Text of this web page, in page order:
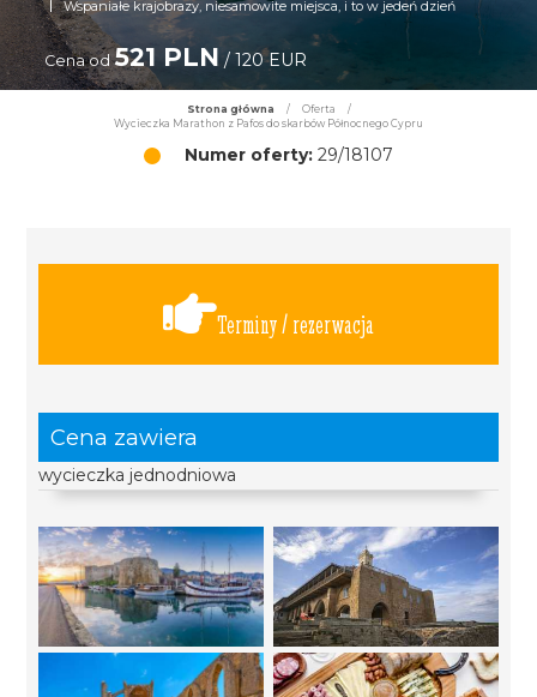
Wspaniałe krajobrazy, niesamowite miejsca, i to w jedeń dzień
Cena od 521 PLN/ 120 EUR
Strona główna / Oferta
/
Wycieczka Marathon z Pafos do skarbów Północnego Cypru
Numer oferty: 29/18107
Terminy / rezerwacja
Cena zawiera
wycieczka jednodniowa